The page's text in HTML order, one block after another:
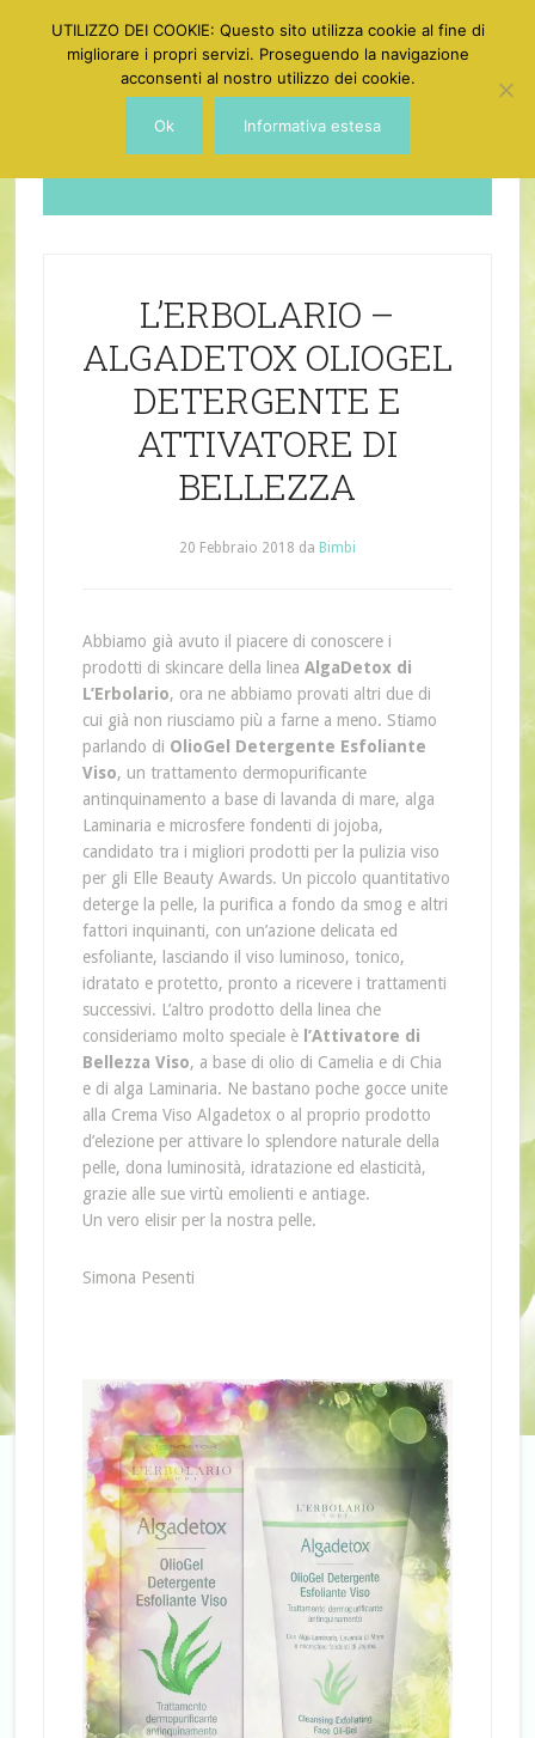
Dotgirl
L’ERBOLARIO –
ALGADETOX OLIOGEL
DETERGENTE E
ATTIVATORE DI
BELLEZZA
20 Febbraio 2018 da Bimbi
Abbiamo già avuto il piacere di conoscere i
prodotti di skincare della linea AlgaDetox di
L’Erbolario, ora ne abbiamo provati altri due di
cui già non riusciamo più a farne a meno. Stiamo
parlando di OlioGel Detergente Esfoliante
Viso, un trattamento dermopurificante
antinquinamento a base di lavanda di mare, alga
Laminaria e microsfere fondenti di jojoba,
candidato tra i migliori prodotti per la pulizia viso
per gli Elle Beauty Awards. Un piccolo quantitativo
deterge la pelle, la purifica a fondo da smog e altri
fattori inquinanti, con un’azione delicata ed
esfoliante, lasciando il viso luminoso, tonico,
idratato e protetto, pronto a ricevere i trattamenti
successivi. L’altro prodotto della linea che
consideriamo molto speciale è l’Attivatore di
Bellezza Viso, a base di olio di Camelia e di Chia
e di alga Laminaria. Ne bastano poche gocce unite
alla Crema Viso Algadetox o al proprio prodotto
d’elezione per attivare lo splendore naturale della
pelle, dona luminosità, idratazione ed elasticità,
grazie alle sue virtù emolienti e antiage.
Un vero elisir per la nostra pelle.
Simona Pesenti
UTILIZZO DEI COOKIE: Questo sito utilizza cookie al fine di
migliorare i propri servizi. Proseguendo la navigazione
acconsenti al nostro utilizzo dei cookie.
Ok Informativa estesa